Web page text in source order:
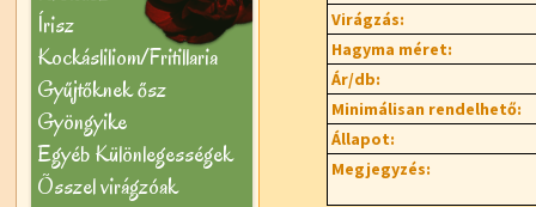
Írisz
Kockásliliom/Fritillaria
Gyűjtőknek ősz
Gyöngyike
Egyéb Különlegességek
Õsszel virágzóak
Virágzás:
Hagyma méret:
Ár/db:
Minimálisan rendelhető:
Állapot:
Megjegyzés: